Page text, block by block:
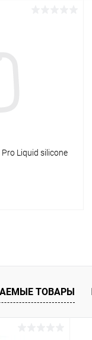
Liquid silicone
К сравнению
В наличии
ТОВАРЫ